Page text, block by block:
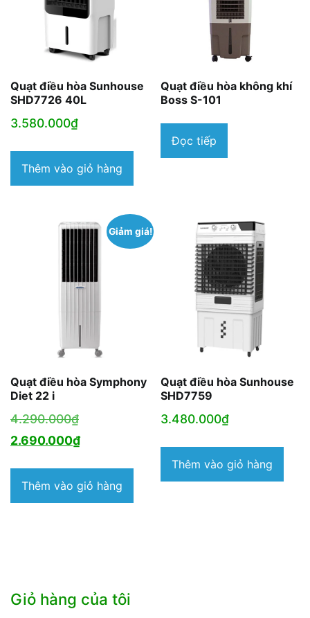
Quạt điều hòa Sunhouse
SHD7726 40L
3.580.000₫
Thêm vào giỏ hàng
Quạt điều hòa không khí
Boss S-101
Đọc tiếp
Giảm giá!
Quạt điều hòa Symphony
Diet 22 i
4.290.000₫Giá
gốc
4.290.000₫.
2.690.000₫Giá
tại
là:
Thêm vào giỏ hàng
Quạt điều hòa Sunhouse
SHD7759
3.480.000₫
Thêm vào giỏ hàng
Giỏ hàng của tôi